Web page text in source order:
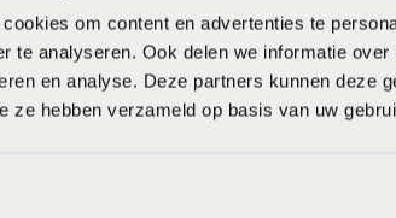
om content en advertenties te
te analyseren. Ook delen we informatie
en analyse. Deze partners kunnen deze
ze hebben verzameld op basis van uw